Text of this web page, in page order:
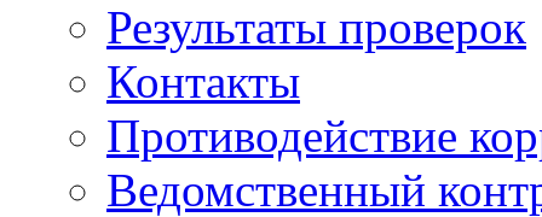
Результаты проверок
Контакты
Противодействие
Ведомственный